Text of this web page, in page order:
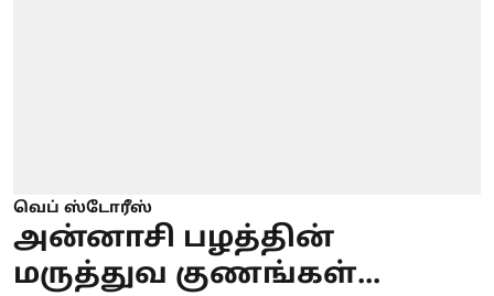
வெப் ஸ்டோரீஸ்
அன்னாசி பழத்தின்
மருத்துவ குணங்கள்...